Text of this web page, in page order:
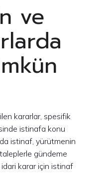
ve
kararlar, spesifik
istinafa konu
istinaf, yürütmenin
gündeme
karar için istinaf